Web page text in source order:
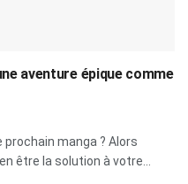
aventure épique comme
manga ? Alors
être la solution à votre...